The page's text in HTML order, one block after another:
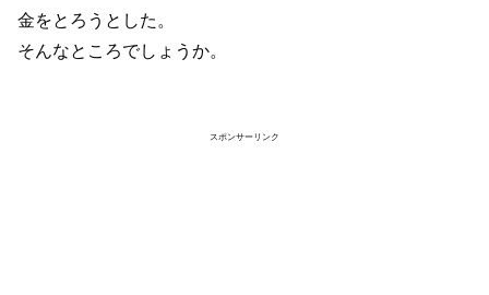
金をとろうとした。
そんなところでしょうか。
スポンサーリンク